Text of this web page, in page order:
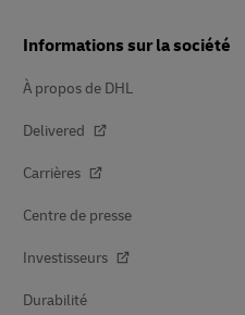
Informations sur la société
À propos de DHL
Delivered
Carrières
Centre de presse
Investisseurs
Durabilité